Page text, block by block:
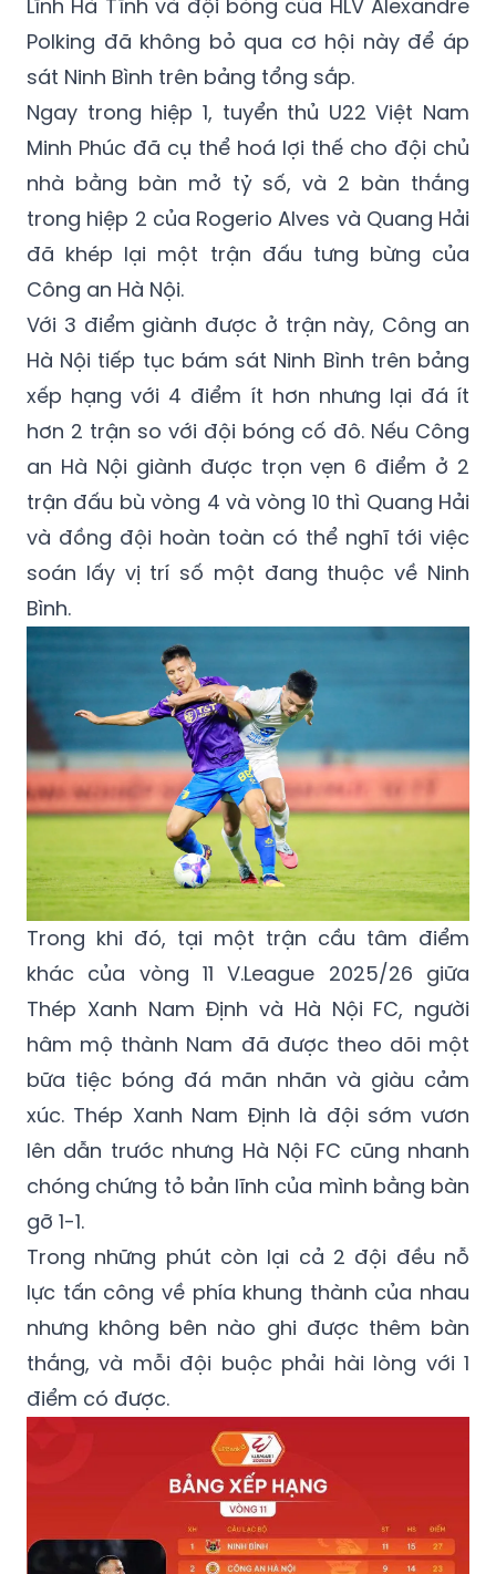
Lĩnh Hà Tĩnh và đội bóng của HLV Alexandre
Polking đã không bỏ qua cơ hội này để áp
sát Ninh Bình trên bảng tổng sắp.
Ngay trong hiệp 1, tuyển thủ U22 Việt Nam
Minh Phúc đã cụ thể hoá lợi thế cho đội chủ
nhà bằng bàn mở tỷ số, và 2 bàn thắng
trong hiệp 2 của Rogerio Alves và Quang Hải
đã khép lại một trận đấu tưng bừng của
Công an Hà Nội.
Với 3 điểm giành được ở trận này, Công an
Hà Nội tiếp tục bám sát Ninh Bình trên bảng
xếp hạng với 4 điểm ít hơn nhưng lại đá ít
hơn 2 trận so với đội bóng cố đô. Nếu Công
an Hà Nội giành được trọn vẹn 6 điểm ở 2
trận đấu bù vòng 4 và vòng 10 thì Quang Hải
và đồng đội hoàn toàn có thể nghĩ tới việc
soán lấy vị trí số một đang thuộc về Ninh
Bình.
Trong khi đó, tại một trận cầu tâm điểm
khác của vòng 11 V.League 2025/26 giữa
Thép Xanh Nam Định và Hà Nội FC, người
hâm mộ thành Nam đã được theo dõi một
bữa tiệc bóng đá mãn nhãn và giàu cảm
xúc. Thép Xanh Nam Định là đội sớm vươn
lên dẫn trước nhưng Hà Nội FC cũng nhanh
chóng chứng tỏ bản lĩnh của mình bằng bàn
gỡ 1-1.
Trong những phút còn lại cả 2 đội đều nỗ
lực tấn công về phía khung thành của nhau
nhưng không bên nào ghi được thêm bàn
thắng, và mỗi đội buộc phải hài lòng với 1
điểm có được.